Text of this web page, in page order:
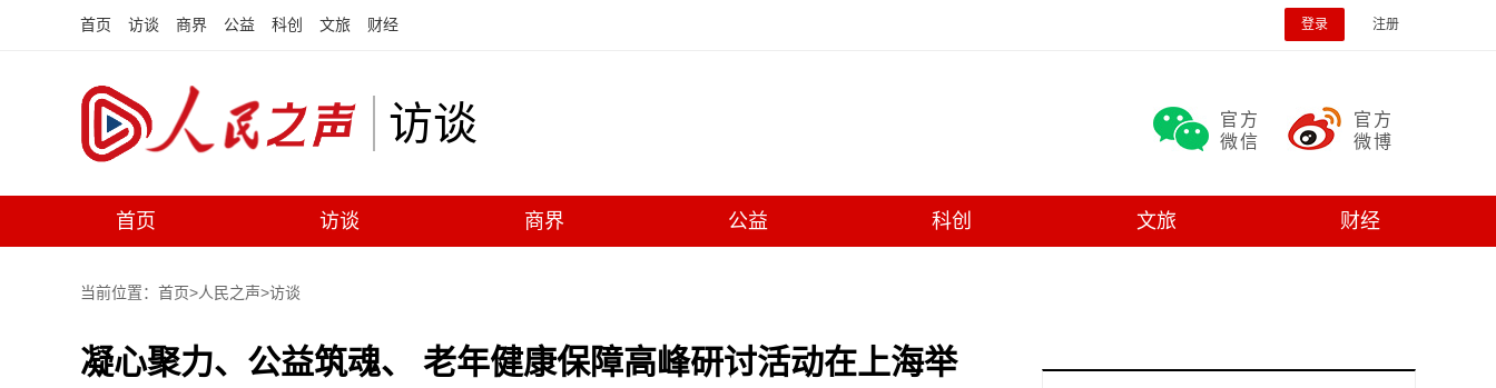
首页 访谈 商界 公益 科创 文旅 财经 登录 注册
访谈
官方
微信
官方
微博
首页 访谈 商界 公益 科创 文旅 财经
当前位置：首页>人民之声>访谈
凝心聚力、公益筑魂、 老年健康保障高峰研讨活动在上海举